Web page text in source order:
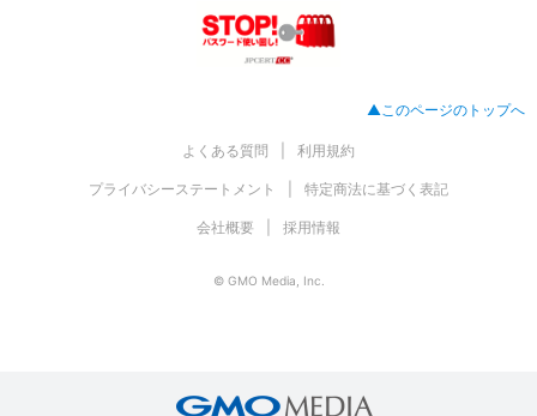
▲このページのトップへ
よくある質問 利用規約
プライバシーステートメント 特定商法に基づく表記
会社概要 採用情報
© GMO Media, Inc.